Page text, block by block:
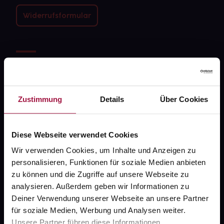
Zustimmung Details Über Cookies
Diese Webseite verwendet Cookies
Wir verwenden Cookies, um Inhalte und Anzeigen zu
personalisieren, Funktionen für soziale Medien anbieten
zu können und die Zugriffe auf unsere Webseite zu
analysieren. Außerdem geben wir Informationen zu
Deiner Verwendung unserer Webseite an unsere Partner
für soziale Medien, Werbung und Analysen weiter.
Widerrufsformular
Über uns
Karriere
Barrierefreiheitserklärung
PAYBACK
gesund-versorger.de
Sanitätshäuser
Datenschutz